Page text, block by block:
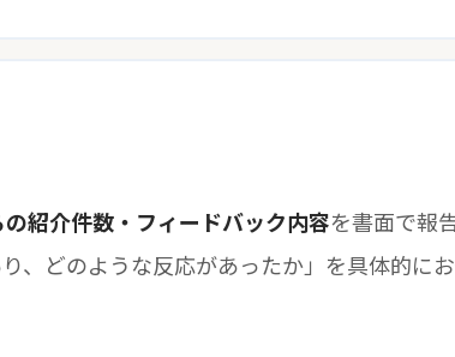
紹介件数・フィードバック内容を書面で報
、どのような反応があったか」を具体的に